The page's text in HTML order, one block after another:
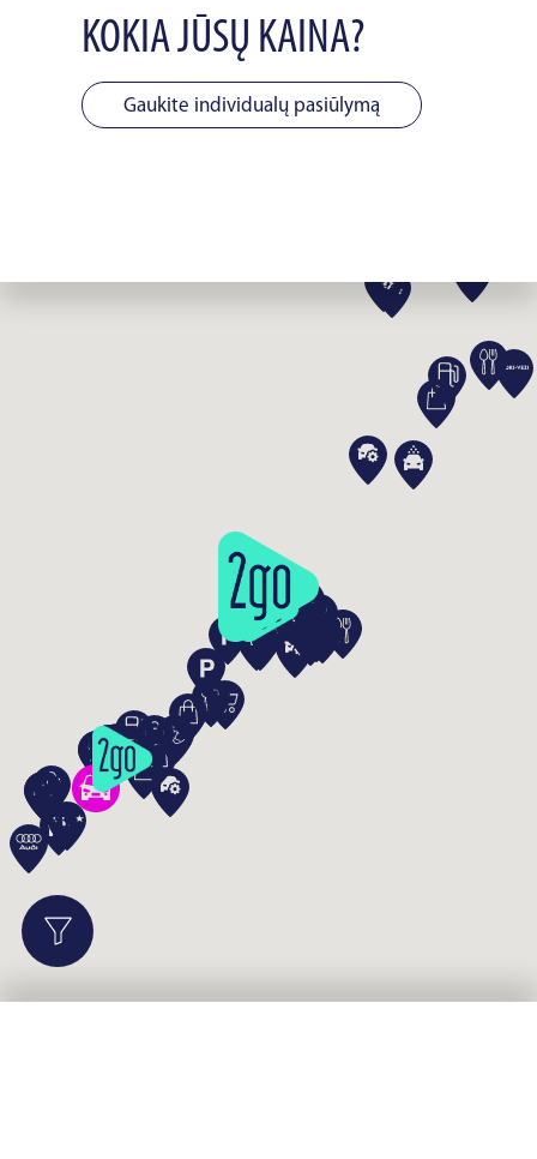
KOKIA JŪSŲ KAINA?
Gaukite individualų pasiūlymą